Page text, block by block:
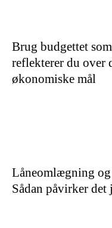
Brug budgettet
reflekterer du over
økonomiske mål
Låneomlægning
Sådan påvirker det